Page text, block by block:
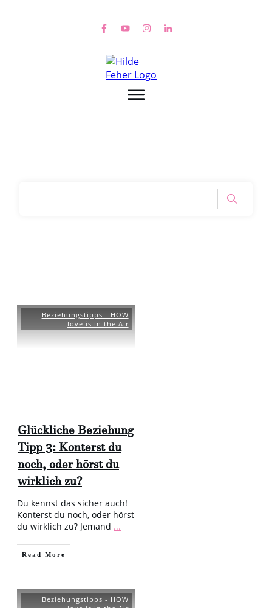
Beziehungstipps - HOW
love is in the Air
Glückliche Beziehung
Tipp 3: Konterst du
noch, oder hörst du
wirklich zu?
Du kennst das sicher auch!
Konterst du noch, oder hörst
du wirklich zu? Jemand ...
​Read More
Beziehungstipps - HOW